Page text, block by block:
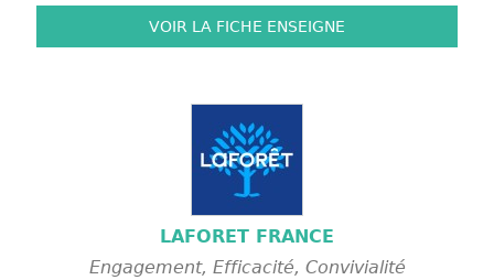
VOIR LA FICHE ENSEIGNE
LAFORET FRANCE
Engagement, Efficacité, Convivialité